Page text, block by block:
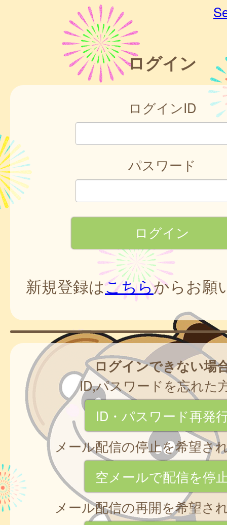
ログイン
ログインID
パスワード
新規登録はこちらからお願
ログインできない場
ID,パスワードを忘れた
ID・パスワード再発
メール配信の停止を希望さ
空メールで配信を停
メール配信の再開を希望さ